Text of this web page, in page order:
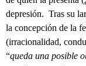
depresión. Tras su
la concepción de la
(irracionalidad,
“queda una posible